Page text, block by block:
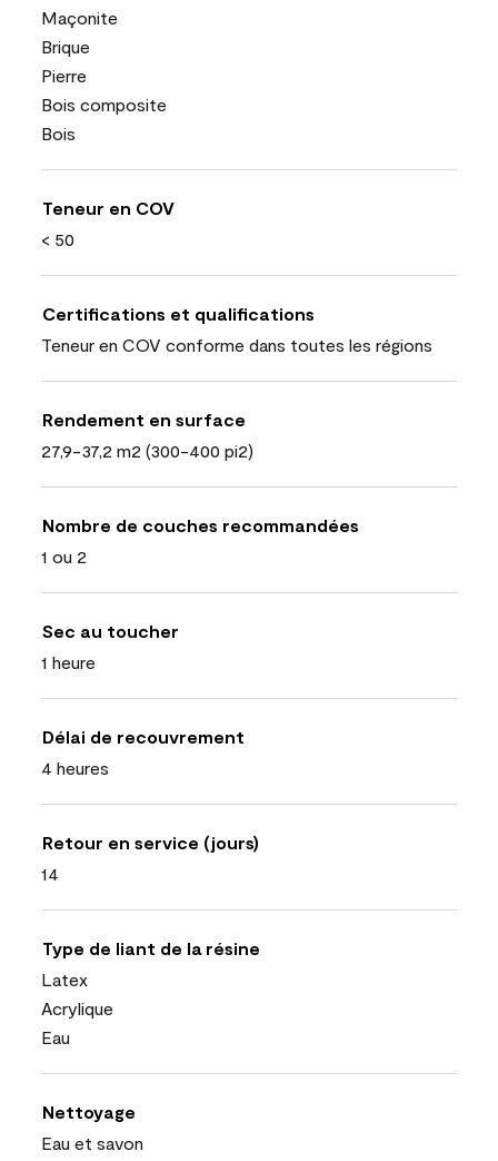
Maçonite
Brique
Pierre
Bois composite
Bois
Teneur en COV
< 50
Certifications et qualifications
Teneur en COV conforme dans toutes les régions
Rendement en surface
27,9-37,2 m2 (300-400 pi2)
Nombre de couches recommandées
1 ou 2
Sec au toucher
1 heure
Délai de recouvrement
4 heures
Retour en service (jours)
14
Type de liant de la résine
Latex
Acrylique
Eau
Nettoyage
Eau et savon